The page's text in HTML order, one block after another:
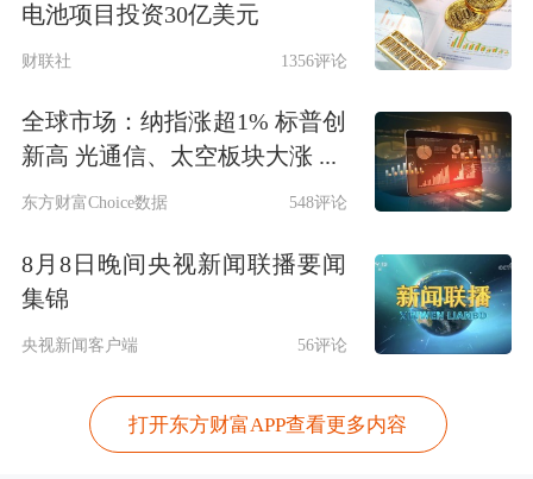
宇宙、AIGC、云计算
、宠物等不同行
业的投资布局。据悉，此次被传“跑
路”的老板为极目银河的创始人陈群。
根据该员工提供的报警接报回执照片显
示，陈群于5月24日上午9时开始失联，
去向不明。5月26日下午6时，报警人来
到了陈群所在的别墅中寻人时，发现该
地址已人去楼空，房间留有一张打印的
A4纸和一个U盘，A4纸上写有“陈群无
法兑付投资人的钱合计62亿最终选择逃
电池项目投资30亿美元
财联社 1356评论
全球市场：纳指涨超1% 标普创
新高 光通信、太空板块大涨 ...
东方财富Choice数据 548评论
8月8日晚间央视新闻联播要闻
集锦
央视新闻客户端 56评论
打开东方财富APP查看更多内容